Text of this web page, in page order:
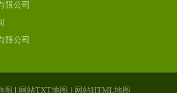
限公司
限公司
图 网站TXT地图 网站HTML地图